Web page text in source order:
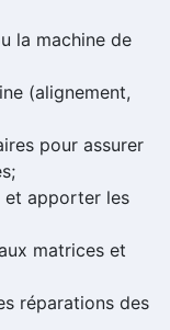
la machine de
(alignement,
pour assurer
et apporter les
matrices et
réparations des